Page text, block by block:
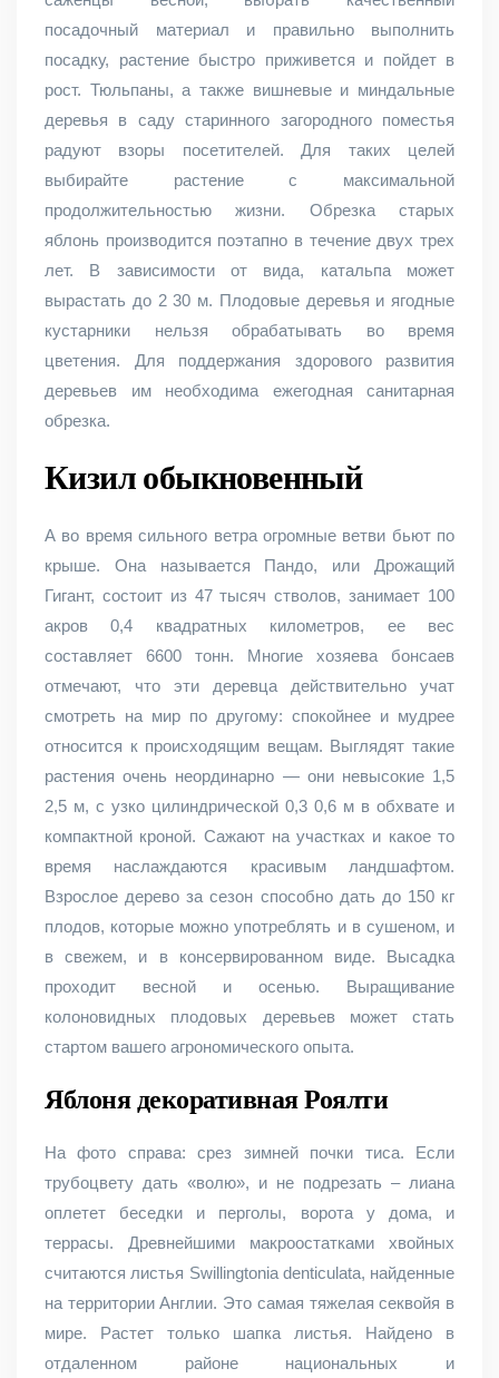
посадочный материал и правильно выполнить
посадку, растение быстро приживется и пойдет в
рост. Тюльпаны, а также вишневые и миндальные
деревья в саду старинного загородного поместья
радуют взоры посетителей. Для таких целей
выбирайте растение с максимальной
продолжительностью жизни. Обрезка старых
яблонь производится поэтапно в течение двух трех
лет. В зависимости от вида, катальпа может
вырастать до 2 30 м. Плодовые деревья и ягодные
кустарники нельзя обрабатывать во время
цветения. Для поддержания здорового развития
деревьев им необходима ежегодная санитарная
обрезка.
Кизил обыкновенный
А во время сильного ветра огромные ветви бьют по
крыше. Она называется Пандо, или Дрожащий
Гигант, состоит из 47 тысяч стволов, занимает 100
акров 0,4 квадратных километров, ее вес
составляет 6600 тонн. Многие хозяева бонсаев
отмечают, что эти деревца действительно учат
смотреть на мир по другому: спокойнее и мудрее
относится к происходящим вещам. Выглядят такие
растения очень неординарно — они невысокие 1,5
2,5 м, с узко цилиндрической 0,3 0,6 м в обхвате и
компактной кроной. Сажают на участках и какое то
время наслаждаются красивым ландшафтом.
Взрослое дерево за сезон способно дать до 150 кг
плодов, которые можно употреблять и в сушеном, и
в свежем, и в консервированном виде. Высадка
проходит весной и осенью. Выращивание
колоновидных плодовых деревьев может стать
стартом вашего агрономического опыта.
Яблоня декоративная Роялти
На фото справа: срез зимней почки тиса. Если
трубоцвету дать «волю», и не подрезать – лиана
оплетет беседки и перголы, ворота у дома, и
террасы. Древнейшими макроостатками хвойных
считаются листья Swillingtonia denticulata, найденные
на территории Англии. Это самая тяжелая секвойя в
мире. Растет только шапка листья. Найдено в
отдаленном районе национальных и